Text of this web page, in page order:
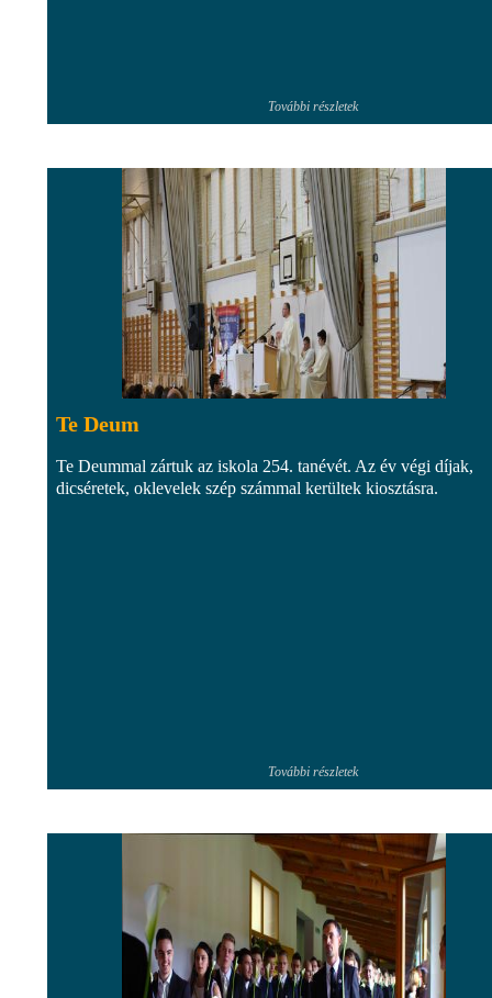
További részletek
Te Deum
Te Deummal zártuk az iskola 254. tanévét. Az év végi díjak,
dicséretek, oklevelek szép számmal kerültek kiosztásra.
További részletek